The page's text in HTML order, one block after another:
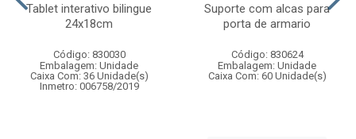
Tablet interativo bilingue
24x18cm
Código: 830030
Embalagem: Unidade
Caixa Com: 36 Unidade(s)
Inmetro: 006758/2019
Suporte com alcas para
porta de armario
Código: 830624
Embalagem: Unidade
Caixa Com: 60 Unidade(s)